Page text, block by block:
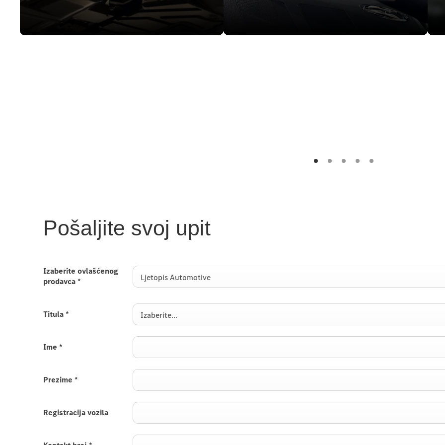
Pošaljite svoj upit
Izaberite ovlašćenog
prodavca * Ljetopis Automotive
Titula * Izaberite...
Ime *
Prezime *
Registracija vozila